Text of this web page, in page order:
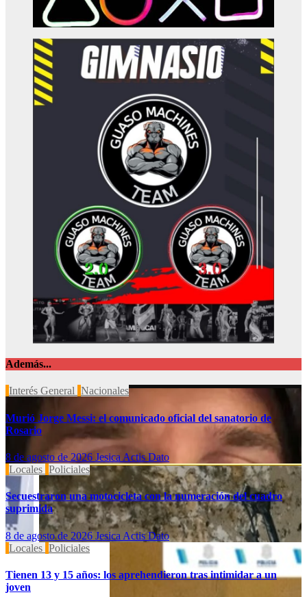
Además...
Interés General Nacionales
Murió Jorge Messi: el comunicado oficial del sanatorio de
Rosario
8 de agosto de 2026 Jesica Actis Dato
Locales Policiales
Secuestraron una motocicleta con la numeración del cuadro
suprimida
8 de agosto de 2026 Jesica Actis Dato
Locales Policiales
Tienen 13 y 15 años: los aprehendieron tras intimidar a un
joven